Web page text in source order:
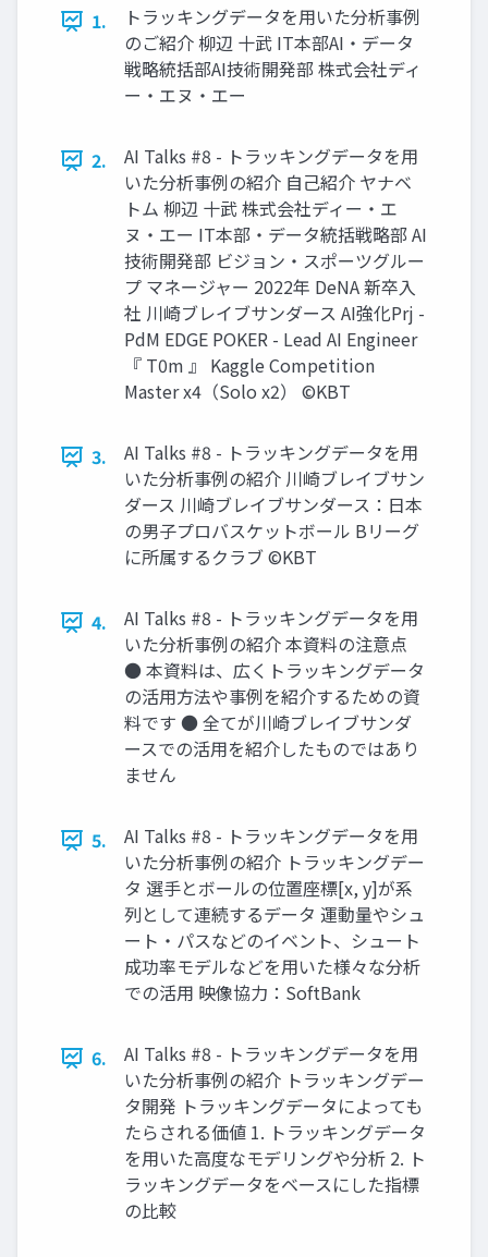
1.
トラッキングデータを用いた分析事例
のご紹介 柳辺 十武 IT本部AI・データ
戦略統括部AI技術開発部 株式会社ディ
ー・エヌ・エー
2.
AI Talks #8 - トラッキングデータを用
いた分析事例の紹介 自己紹介 ヤナベ
トム 柳辺 十武 株式会社ディー・エ
ヌ・エー IT本部・データ統括戦略部 AI
技術開発部 ビジョン・スポーツグルー
プ マネージャー 2022年 DeNA 新卒入
社 川崎ブレイブサンダース AI強化Prj -
PdM EDGE POKER - Lead AI Engineer
『 T0m 』 Kaggle Competition
Master x4（Solo x2） ©KBT
3.
AI Talks #8 - トラッキングデータを用
いた分析事例の紹介 川崎ブレイブサン
ダース 川崎ブレイブサンダース：日本
の男子プロバスケットボール Bリーグ
に所属するクラブ ©KBT
4.
AI Talks #8 - トラッキングデータを用
いた分析事例の紹介 本資料の注意点
● 本資料は、広くトラッキングデータ
の活用方法や事例を紹介するための資
料です ● 全てが川崎ブレイブサンダ
ースでの活用を紹介したものではあり
ません
5.
AI Talks #8 - トラッキングデータを用
いた分析事例の紹介 トラッキングデー
タ 選手とボールの位置座標[x, y]が系
列として連続するデータ 運動量やシュ
ート・パスなどのイベント、シュート
成功率モデルなどを用いた様々な分析
での活用 映像協力：SoftBank
6.
AI Talks #8 - トラッキングデータを用
いた分析事例の紹介 トラッキングデー
タ開発 トラッキングデータによっても
たらされる価値 1. トラッキングデータ
を用いた高度なモデリングや分析 2. ト
ラッキングデータをベースにした指標
の比較